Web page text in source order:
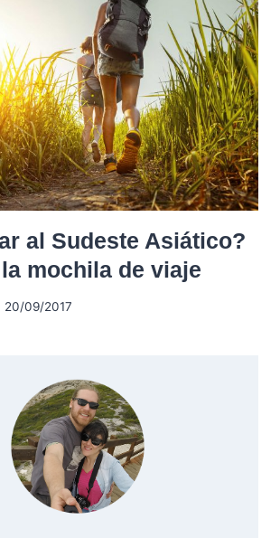
al Sudeste Asiático?
mochila de viaje
20/09/2017